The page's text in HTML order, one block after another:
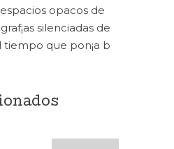
opacos de
silenciadas de
tiempo que pon¡a b